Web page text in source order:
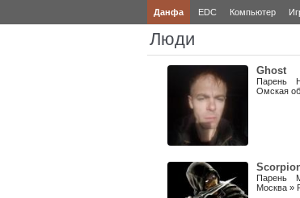
Данфа EDC Компьютер
Люди
Ghost
Парень
Омская
Парень
Москва »